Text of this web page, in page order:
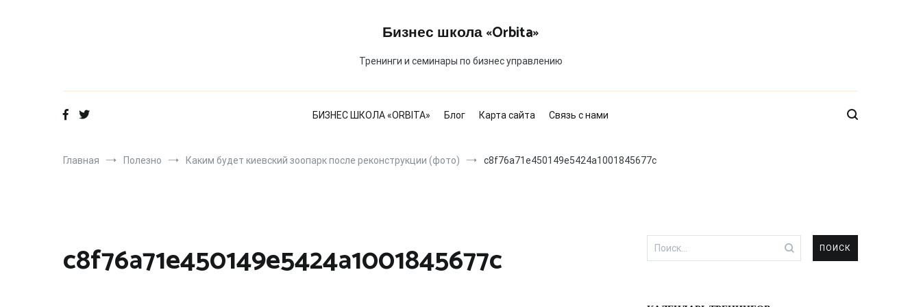
Бизнес школа «Orbita»
Тренинги и семинары по бизнес управлению
БИЗНЕС ШКОЛА «ORBITA» Блог Карта сайта Связь с нами
Главная Полезно Каким будет киевский зоопарк после реконструкции (фото) c8f76a71e450149e5424a1001845677c
c8f76a71e450149e5424a1001845677c Найти: